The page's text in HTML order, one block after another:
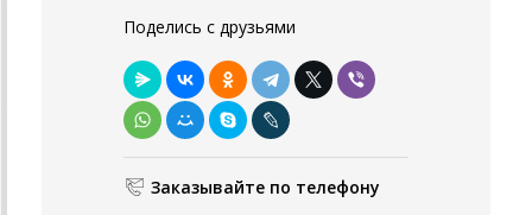
Поделись с друзьями
Заказывайте по телефону